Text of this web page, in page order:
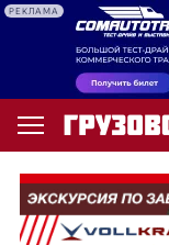
РЕКЛАМА